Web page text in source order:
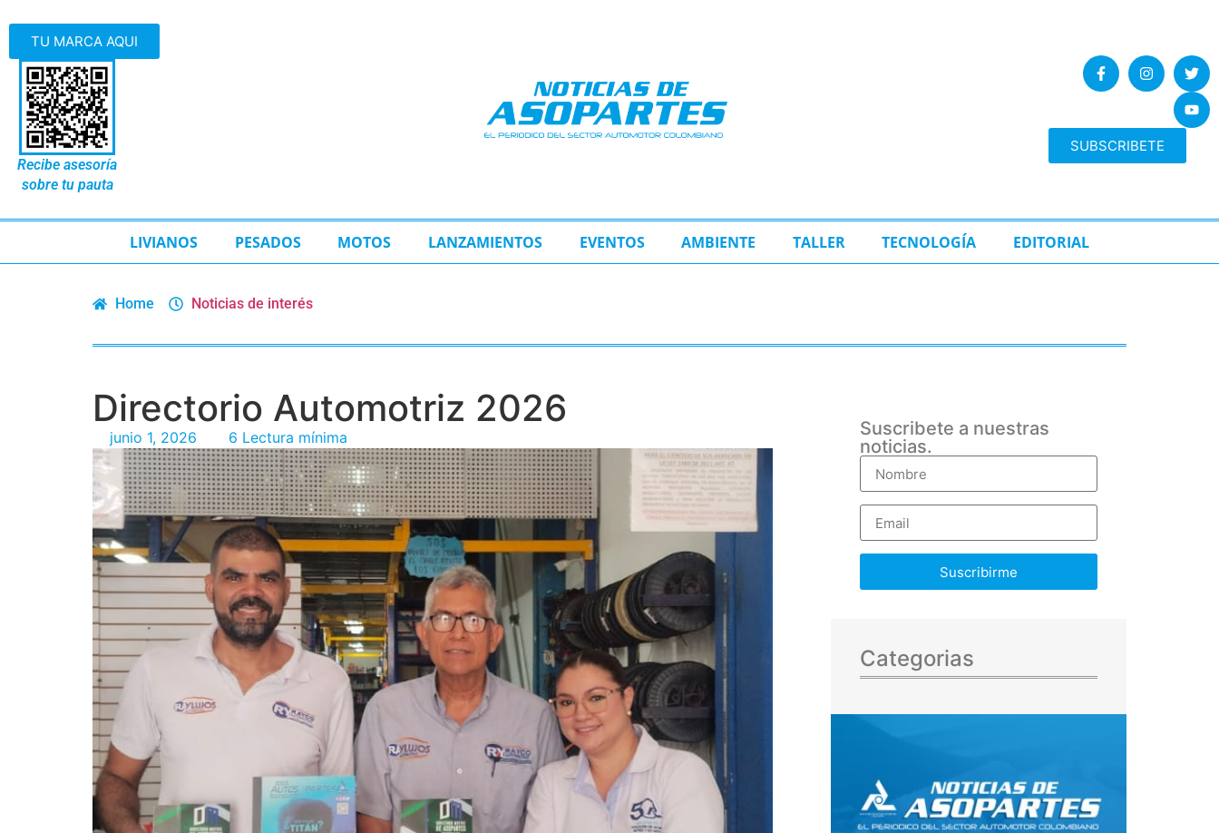
TU MARCA AQUI
Recibe asesoría
sobre tu pauta
SUBSCRIBETE
LIVIANOS PESADOS MOTOS LANZAMIENTOS EVENTOS AMBIENTE TALLER TECNOLOGÍA EDITORIAL
Home Noticias de interés
Directorio Automotriz 2026
junio 1, 2026 6 Lectura mínima
Suscribete a nuestras
noticias.
Suscribirme
Categorias